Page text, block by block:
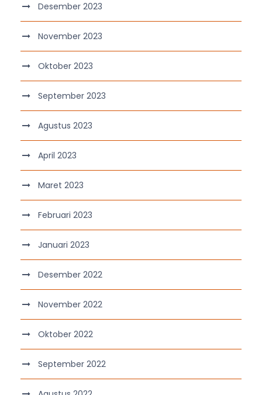
Desember 2023
November 2023
Oktober 2023
September 2023
Agustus 2023
April 2023
Maret 2023
Februari 2023
Januari 2023
Desember 2022
November 2022
Oktober 2022
September 2022